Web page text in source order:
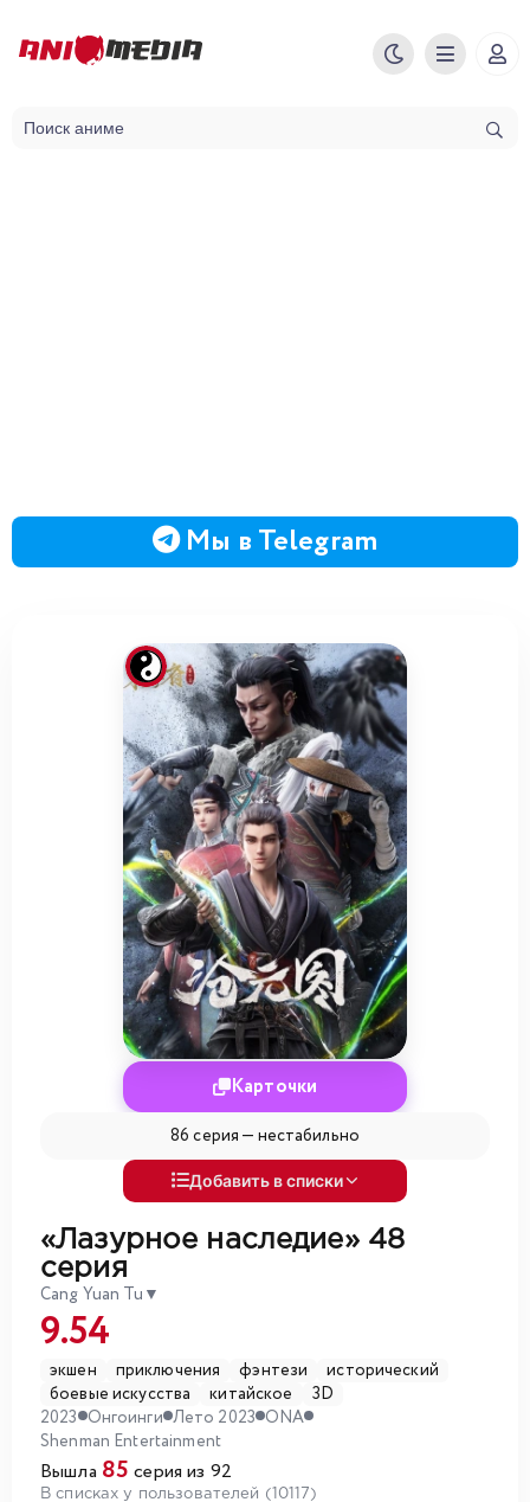
Мы в Telegram
Карточки
86 серия — нестабильно
Добавить в списки
«Лазурное наследие»48
серия
Cang Yuan Tu ▼
9.54
экшен приключения фэнтези
исторический
боевые искусства
китайское
3D
2023 Онгоинги Лето 2023 ONA
Shenman Entertainment
Вышла 85 серия из 92
В списках у пользователей (10117)